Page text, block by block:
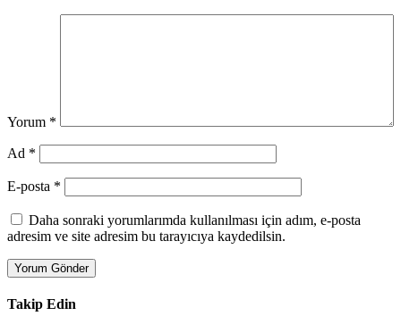
Yorum *
Ad *
E-posta *
Daha sonraki yorumlarımda kullanılması için adım, e-posta
adresim ve site adresim bu tarayıcıya kaydedilsin.
Takip Edin